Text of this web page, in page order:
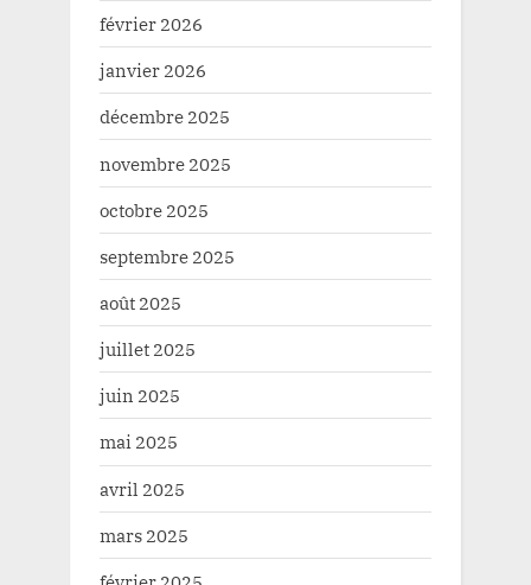
février 2026
janvier 2026
décembre 2025
novembre 2025
octobre 2025
septembre 2025
août 2025
juillet 2025
juin 2025
mai 2025
avril 2025
mars 2025